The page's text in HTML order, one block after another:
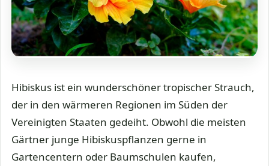
Hibiskus ist ein wunderschöner tropischer Strauch,
der in den wärmeren Regionen im Süden der
Vereinigten Staaten gedeiht. Obwohl die meisten
Gärtner junge Hibiskuspflanzen gerne in
Gartencentern oder Baumschulen kaufen,